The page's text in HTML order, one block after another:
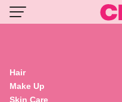
Skip
to
Love
Men
Hair
Make Up
Skin Care